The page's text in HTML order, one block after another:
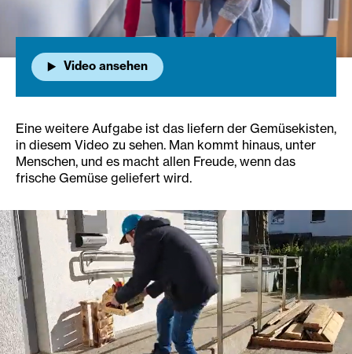
Video ansehen
Eine weitere Aufgabe ist das liefern der Gemüsekisten,
in diesem Video zu sehen. Man kommt hinaus, unter
Menschen, und es macht allen Freude, wenn das
frische Gemüse geliefert wird.